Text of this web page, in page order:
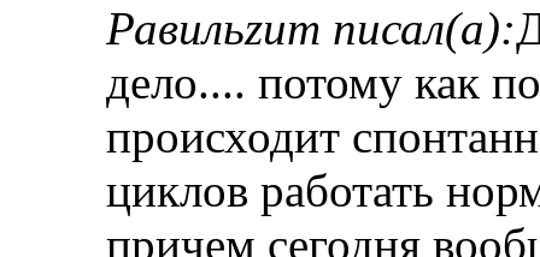
Равильzum писал(а):
дело.... потому как
происходит
циклов работать
причем сегодня